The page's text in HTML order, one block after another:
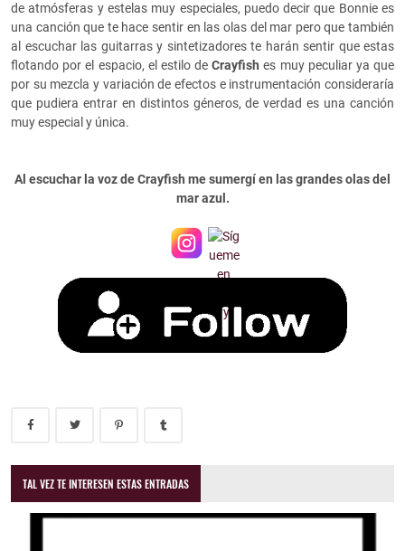
de atmósferas y estelas muy especiales, puedo decir que Bonnie es
una canción que te hace sentir en las olas del mar pero que también
al escuchar las guitarras y sintetizadores te harán sentir que estas
flotando por el espacio, el estilo deCrayfish es muy peculiar ya que
por su mezcla y variación de efectos e instrumentación consideraría
que pudiera entrar en distintos géneros, de verdad es una canción
muy especial y única.
Al escuchar la voz de Crayfish me sumergí en las grandes olas del
mar azul.
TAL VEZ TE INTERESEN ESTAS ENTRADAS